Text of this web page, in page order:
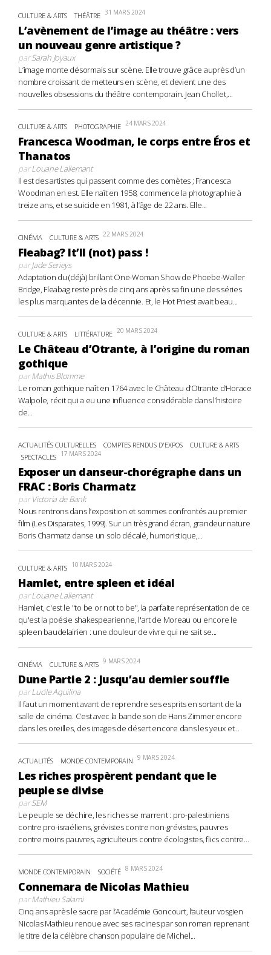
CULTURE & ARTS THÉÂTRE 31 MARS 2024
L’avènement de l’image au théâtre : vers
un nouveau genre artistique ?
parSarah Joyaux
L’image monte désormais sur scène. Elle trouve grâce auprès d’un
nombre croissant de metteurs en scène, et devient une des
nouvelles obsessions du théâtre contemporain. Jean Chollet,...
CULTURE & ARTS PHOTOGRAPHIE 24 MARS 2024
Francesca Woodman, le corps entre Éros et
Thanatos
parLouane Lallemant
Il est des artistes qui passent comme des comètes ; Francesca
Woodman en est. Elle naît en 1958, commence la photographie à
treize ans, et se suicide en 1981, à l’âge de 22 ans. Elle...
CINÉMA CULTURE & ARTS 22 MARS 2024
Fleabag? It’ll (not) pass !
parJade Serieys
Adaptation du (déjà) brillant One-Woman Show de Phoebe-Waller
Bridge, Fleabag reste près de cinq ans après sa fin une des séries
les plus marquantes de la décennie. Et, le Hot Priest avait beau...
CULTURE & ARTS LITTÉRATURE 20 MARS 2024
Le Château d’Otrante, à l’origine du roman
gothique
parMathis Blomme
Le roman gothique naît en 1764 avec le Château d’Otrante d’Horace
Walpole, récit qui a eu une influence considérable dans l’histoire
de...
ACTUALITÉS CULTURELLES COMPTES RENDUS D'EXPOS
CULTURE & ARTS
SPECTACLES 17 MARS 2024
Exposer un danseur-chorégraphe dans un
FRAC : Boris Charmatz
parVictoria de Bank
Nous rentrons dans l’exposition et sommes confrontés au premier
film (Les Disparates, 1999). Sur un très grand écran, grandeur nature
Boris Charmatz danse un solo décalé, humoristique,...
CULTURE & ARTS 10 MARS 2024
Hamlet, entre spleen et idéal
parLouane Lallemant
Hamlet, c'est le "to be or not to be", la parfaite représentation de ce
qu'est la poésie shakespearienne, l'art de Moreau ou encore le
spleen baudelairien : une douleur de vivre qui ne sait se...
CINÉMA CULTURE & ARTS 9 MARS 2024
Dune Partie 2 : Jusqu’au dernier souffle
parLucile Aquilina
Il faut un moment avant de reprendre ses esprits en sortant de la
salle de cinéma. C’est avec la bande son de Hans Zimmer encore
dans les oreilles, des images de désert encore dans les yeux et...
ACTUALITÉS MONDE CONTEMPORAIN 9 MARS 2024
Les riches prospèrent pendant que le
peuple se divise
parSEM
Le peuple se déchire, les riches se marrent : pro-palestiniens
contre pro-israéliens, grévistes contre non-grévistes, pauvres
contre moins pauvres, agriculteurs contre écologistes, flics contre...
MONDE CONTEMPORAIN SOCIÉTÉ 8 MARS 2024
Connemara de Nicolas Mathieu
parMathieu Salami
Cinq ans après le sacre par l’Académie Goncourt, l’auteur vosgien
Nicolas Mathieu renoue avec ses racines par son roman reprenant
le titre de la célèbre chanson populaire de Michel...